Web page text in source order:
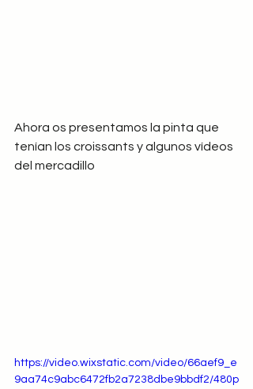
Ahora os presentamos la pinta que
tenían los croissants y algunos vídeos
del mercadillo
https://video.wixstatic.com/video/66aef9_e
9aa74c9abc6472fb2a7238dbe9bbdf2/480p